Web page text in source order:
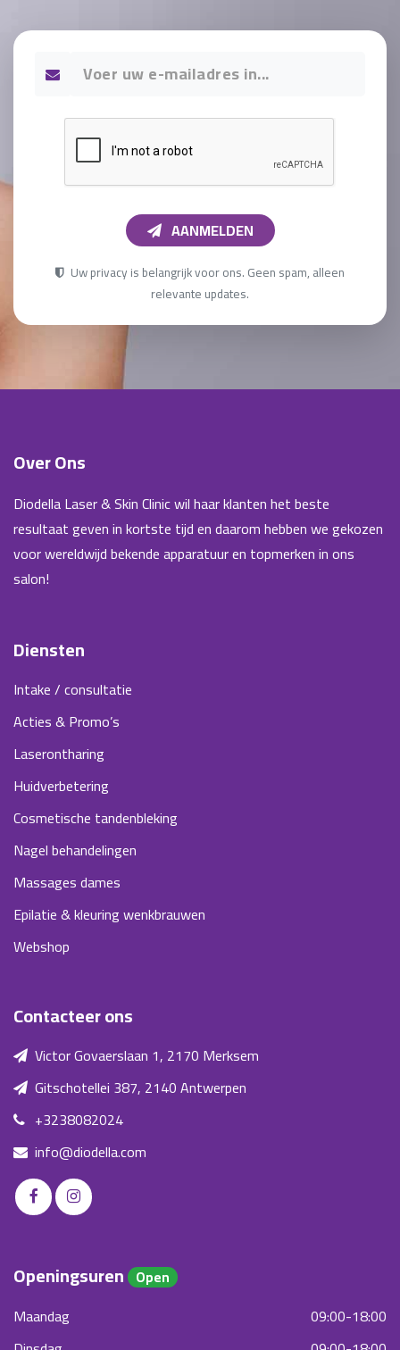
AANMELDEN
Uw privacy is belangrijk voor ons. Geen spam, alleen
relevante updates.
Over Ons
Diodella Laser & Skin Clinic wil haar klanten het beste
resultaat geven in kortste tijd en daarom hebben we gekozen
voor wereldwijd bekende apparatuur en topmerken in ons
salon!
Diensten
Intake / consultatie
Acties & Promo’s
Laserontharing
Huidverbetering
Cosmetische tandenbleking
Nagel behandelingen
Massages dames
Epilatie & kleuring wenkbrauwen
Webshop
Contacteer ons
Victor Govaerslaan 1, 2170 Merksem
Gitschotellei 387, 2140 Antwerpen
+3238082024
info@diodella.com
Openingsuren Open
Maandag
09:00-18:00